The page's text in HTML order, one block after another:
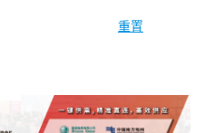
重置